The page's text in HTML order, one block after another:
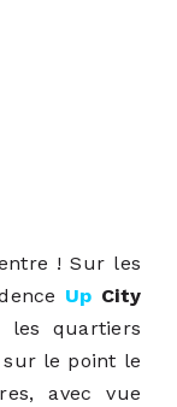
! Sur les
Up City
les quartiers
sur le point le
avec vue